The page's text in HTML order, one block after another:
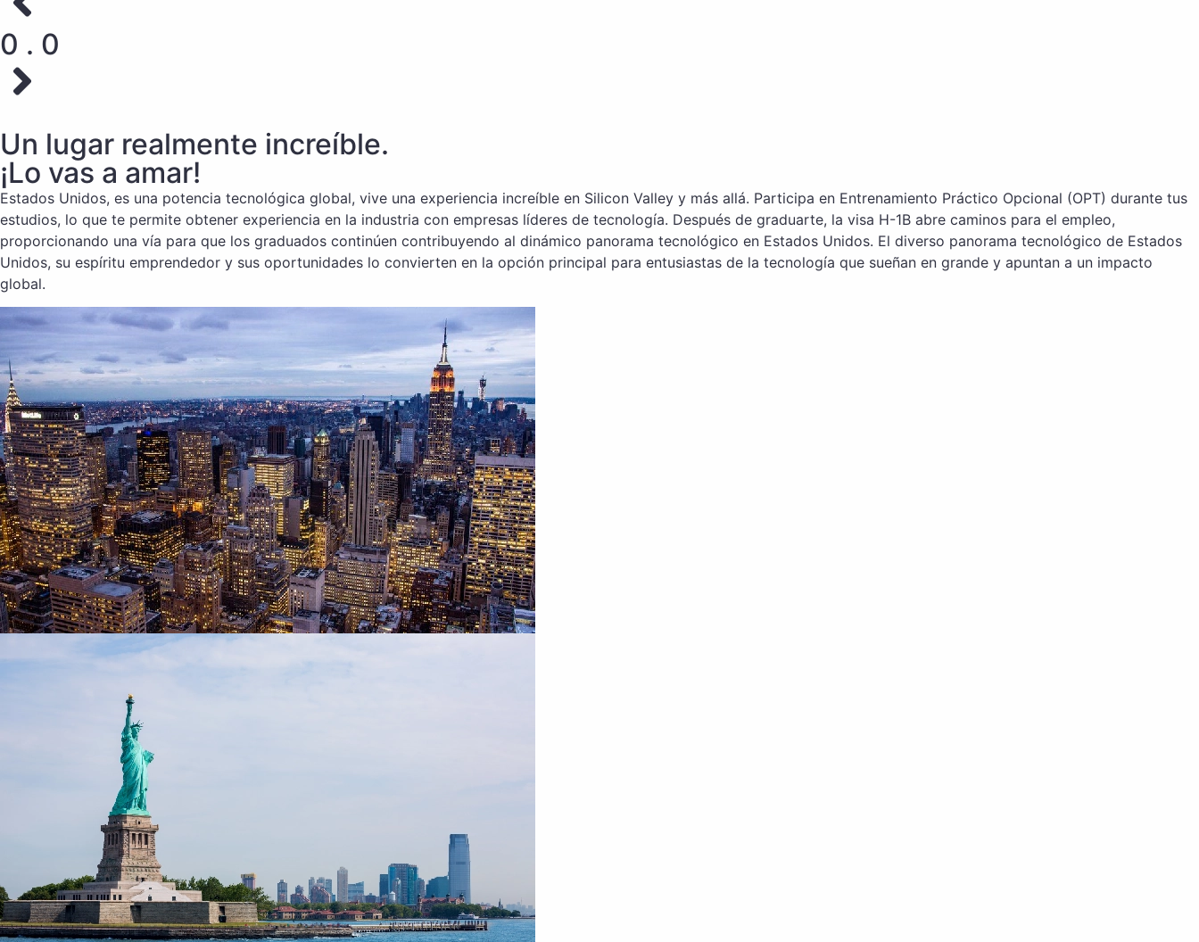
0 . 0
Un lugar realmente increíble.
¡Lo vas a amar!
Estados Unidos, es una potencia tecnológica global, vive una experiencia increíble en Silicon Valley y más allá. Participa en Entrenamiento Práctico Opcional (OPT) durante tus
estudios, lo que te permite obtener experiencia en la industria con empresas líderes de tecnología. Después de graduarte, la visa H-1B abre caminos para el empleo,
proporcionando una vía para que los graduados continúen contribuyendo al dinámico panorama tecnológico en Estados Unidos. El diverso panorama tecnológico de Estados
Unidos, su espíritu emprendedor y sus oportunidades lo convierten en la opción principal para entusiastas de la tecnología que sueñan en grande y apuntan a un impacto
global.